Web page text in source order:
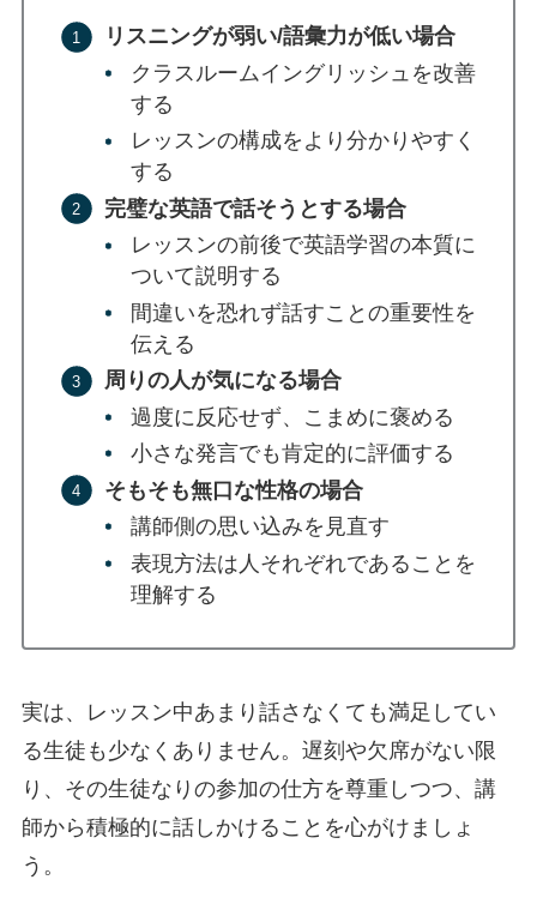
リスニングが弱い/語彙力が低い場合
クラスルームイングリッシュを改善
する
レッスンの構成をより分かりやすく
する
完璧な英語で話そうとする場合
レッスンの前後で英語学習の本質に
ついて説明する
間違いを恐れず話すことの重要性を
伝える
周りの人が気になる場合
過度に反応せず、こまめに褒める
小さな発言でも肯定的に評価する
そもそも無口な性格の場合
講師側の思い込みを見直す
表現方法は人それぞれであることを
理解する
実は、レッスン中あまり話さなくても満足してい
る生徒も少なくありません。遅刻や欠席がない限
り、その生徒なりの参加の仕方を尊重しつつ、講
師から積極的に話しかけることを心がけましょ
う。